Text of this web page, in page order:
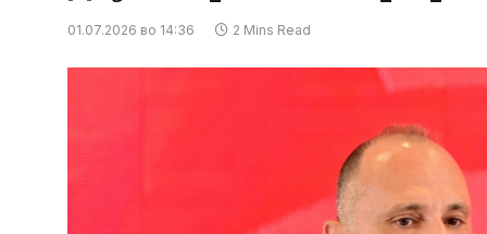
01.07.2026 во 14:36 2 Mins Read